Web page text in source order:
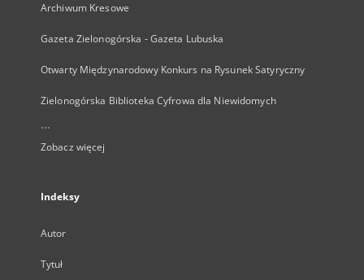
Archiwum Kresowe
Gazeta Zielonogórska - Gazeta Lubuska
Otwarty Międzynarodowy Konkurs na Rysunek Satyryczny
Zielonogórska Biblioteka Cyfrowa dla Niewidomych
...
Zobacz więcej
Indeksy
Autor
Tytuł